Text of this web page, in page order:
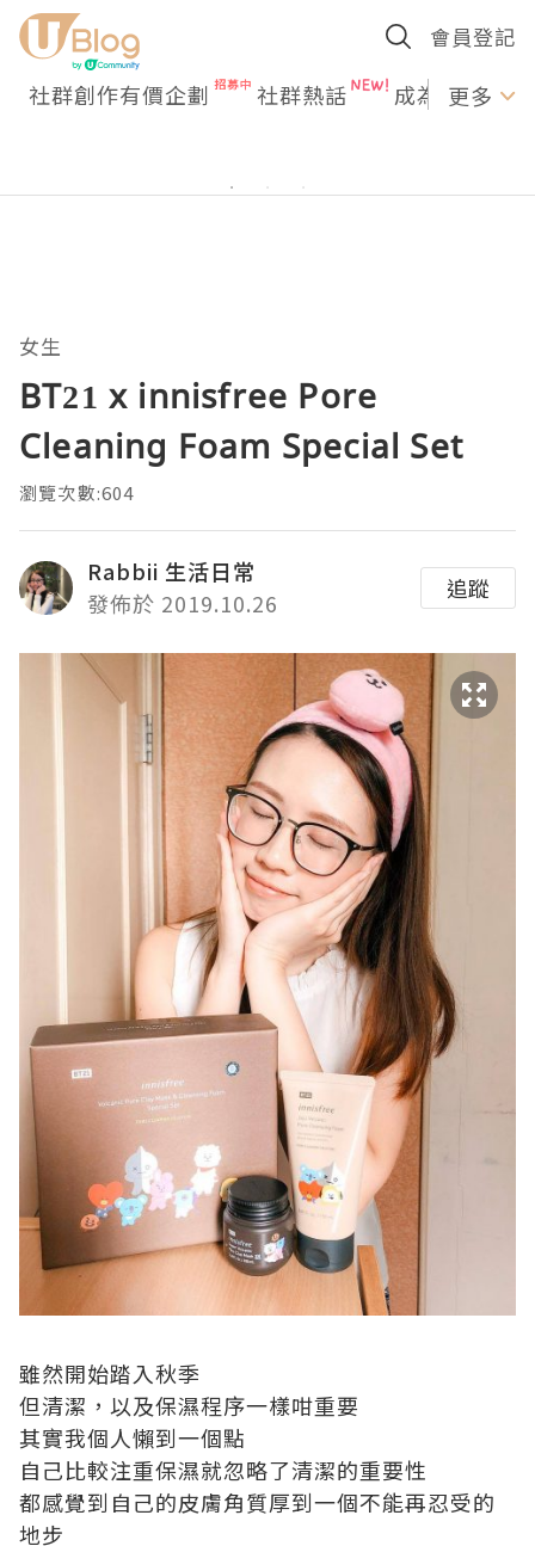
會員登記
社群創作有價企劃 社群熱話 成為U更多
女生
BT21 x innisfree Pore
Cleaning Foam Special Set
瀏覽次數:604
Rabbii 生活日常
發佈於 2019.10.26
追蹤
雖然開始踏入秋季
但清潔，以及保濕程序一樣咁重要
其實我個人懶到一個點
自己比較注重保濕就忽略了清潔的重要性
都感覺到自己的皮膚角質厚到一個不能再忍受的
地步